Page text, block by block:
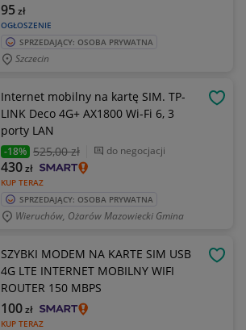
OGŁOSZENIE
95zł
SPRZEDAJĄCY: OSOBA PRYWATNA
Szczecin
Internet mobilny na kartę SIM. TP-
LINK Deco 4G+ AX1800 Wi-Fi 6, 3
porty LAN
-18% 525,00 zł do negocjacji
KUP TERAZ
430zł
SPRZEDAJĄCY: OSOBA PRYWATNA
Wieruchów, Ożarów Mazowiecki Gmina
SZYBKI MODEM NA KARTE SIM USB
4G LTE INTERNET MOBILNY WIFI
ROUTER 150 MBPS
KUP TERAZ
100zł